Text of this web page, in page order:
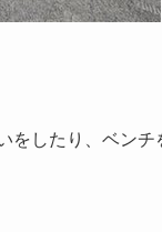
をしたり、ベン